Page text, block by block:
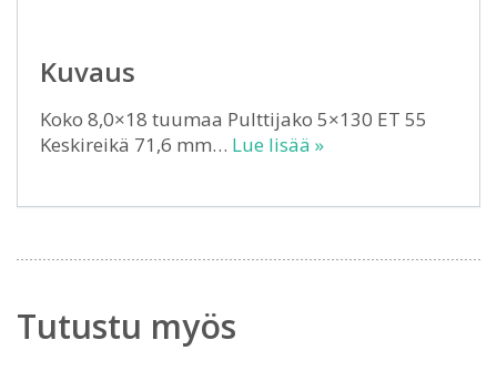
Kuvaus
Koko 8,0×18 tuumaa Pulttijako 5×130 ET 55
Keskireikä 71,6 mm… Lue lisää »
Tutustu myös